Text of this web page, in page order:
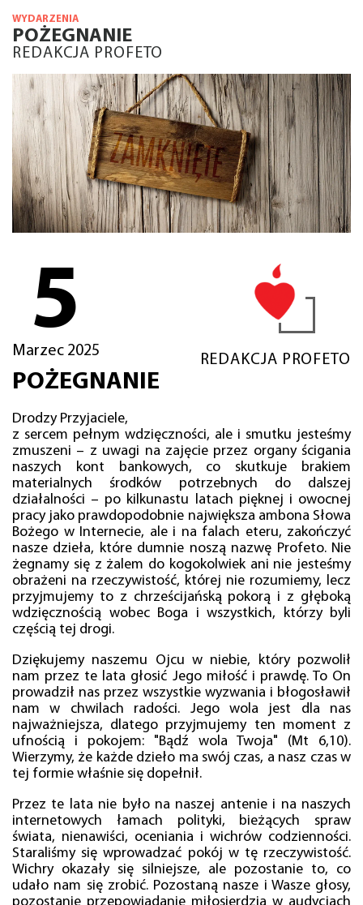
WYDARZENIA
POŻEGNANIE
REDAKCJA PROFETO
5
Marzec 2025
REDAKCJA PROFETO
POŻEGNANIE
Drodzy Przyjaciele,
z sercem pełnym wdzięczności, ale i smutku jesteśmy
zmuszeni – z uwagi na zajęcie przez organy ścigania
naszych kont bankowych, co skutkuje brakiem
materialnych środków potrzebnych do dalszej
działalności – po kilkunastu latach pięknej i owocnej
pracy jako prawdopodobnie największa ambona Słowa
Bożego w Internecie, ale i na falach eteru, zakończyć
nasze dzieła, które dumnie noszą nazwę Profeto. Nie
żegnamy się z żalem do kogokolwiek ani nie jesteśmy
obrażeni na rzeczywistość, której nie rozumiemy, lecz
przyjmujemy to z chrześcijańską pokorą i z głęboką
wdzięcznością wobec Boga i wszystkich, którzy byli
częścią tej drogi.
Dziękujemy naszemu Ojcu w niebie, który pozwolił
nam przez te lata głosić Jego miłość i prawdę. To On
prowadził nas przez wszystkie wyzwania i błogosławił
nam w chwilach radości. Jego wola jest dla nas
najważniejsza, dlatego przyjmujemy ten moment z
ufnością i pokojem: "Bądź wola Twoja" (Mt 6,10).
Wierzymy, że każde dzieło ma swój czas, a nasz czas w
tej formie właśnie się dopełnił.
Przez te lata nie było na naszej antenie i na naszych
internetowych łamach polityki, bieżących spraw
świata, nienawiści, oceniania i wichrów codzienności.
Staraliśmy się wprowadzać pokój w tę rzeczywistość.
Wichry okazały się silniejsze, ale pozostanie to, co
udało nam się zrobić. Pozostaną nasze i Wasze głosy,